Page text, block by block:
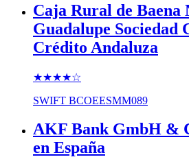
Caja Rural de Baena
Guadalupe Sociedad
Crédito Andaluza
★★★★☆
SWIFT BCOEESMM089
AKF Bank GmbH &
en España